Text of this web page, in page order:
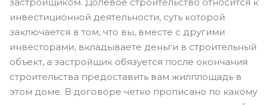
инвестиционной деятельности, суть которой
заключается в том, что вы, вместе с другими
инвесторами, вкладываете деньги в строительный
объект, а застройщик обязуется после окончания
строительства предоставить вам жилплощадь в
этом доме. В договоре четко прописано по какому